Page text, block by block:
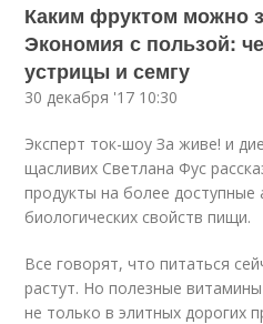
Каким фруктом можно
Экономия с пользой:
устрицы и семгу
30 декабря '17 10:30
Эксперт ток-шоу За живе! и
щасливих Светлана Фус
продукты на более доступные
биологических свойств пищи.
Все говорят, что питаться
растут. Но полезные
не только в элитных дорогих